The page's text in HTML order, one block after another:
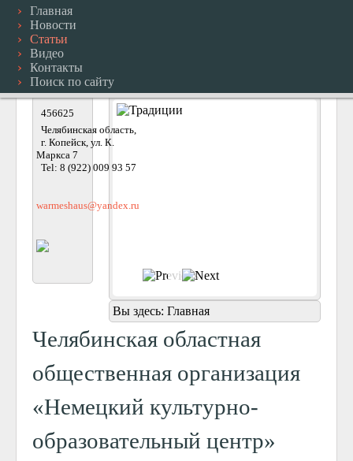
Главная
Новости
Статьи
Видео
Контакты
Поиск по сайту
Вы здесь: Главная
456625
Челябинская область,
г. Копейск, ул. К.
Маркса 7
Tel: 8 (922) 009 93 57
warmeshaus@yandex.ru
Челябинская областная
общественная организация
«Немецкий культурно-
образовательный центр»